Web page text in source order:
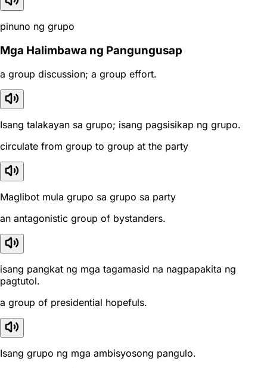
pinuno ng grupo
Mga Halimbawa ng Pangungusap
a group discussion; a group effort.
Isang talakayan sa grupo; isang pagsisikap ng grupo.
circulate from group to group at the party
Maglibot mula grupo sa grupo sa party
an antagonistic group of bystanders.
isang pangkat ng mga tagamasid na nagpapakita ng
pagtutol.
a group of presidential hopefuls.
Isang grupo ng mga ambisyosong pangulo.